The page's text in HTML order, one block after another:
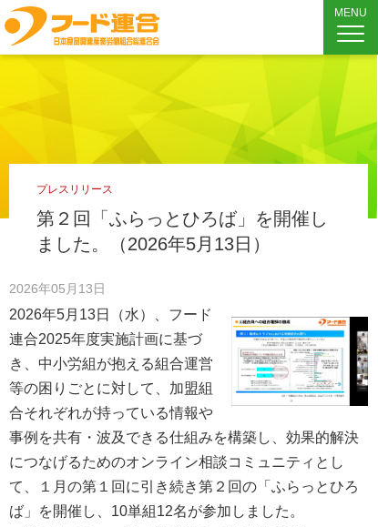
MENU
プレスリリース
第２回「ふらっとひろば」を開催し
ました。（2026年5月13日）
2026年05月13日
2026年5月13日（水）、フード
連合2025年度実施計画に基づ
き、中小労組が抱える組合運営
等の困りごとに対して、加盟組
合それぞれが持っている情報や
事例を共有・波及できる仕組みを構築し、効果的解決
につなげるためのオンライン相談コミュニティとし
て、１月の第１回に引き続き第２回の「ふらっとひろ
ば」を開催し、10単組12名が参加しました。